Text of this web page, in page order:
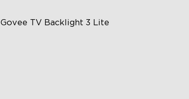
Govee TV Backlight 3 Lite